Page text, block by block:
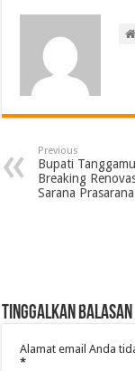
Previous
Bupati
Breaking
Sarana
Tinggalkan Balasan
Alamat email Anda
*